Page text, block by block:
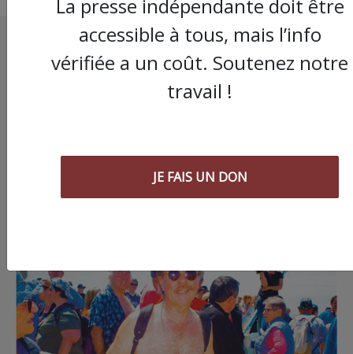
La presse indépendante doit être
accessible à tous, mais l’info
vérifiée a un coût. Soutenez notre
travail !
JE FAIS UN DON